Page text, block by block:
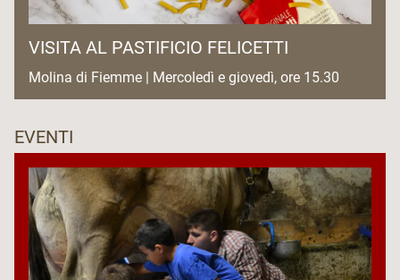
VISITA AL PASTIFICIO FELICETTI
Molina di Fiemme | Mercoledì e giovedì, ore 15.30
EVENTI